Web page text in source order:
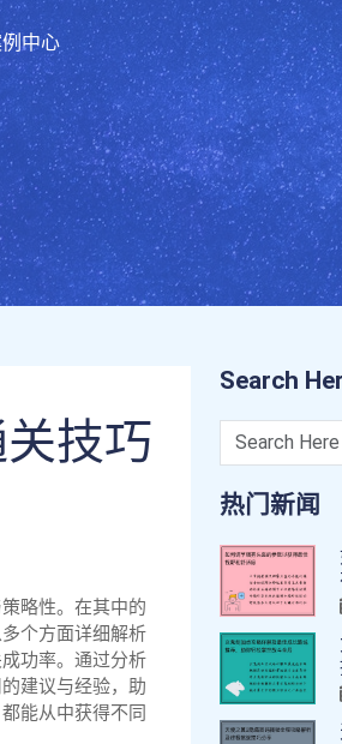
中心
技巧
略性。在其中的
个方面详细解析
功率。通过分析
建议与经验，助
能从中获得不同
Search
热门新闻